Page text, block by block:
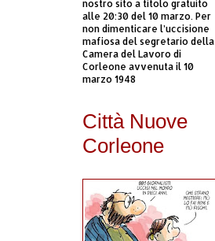
nostro sito a titolo gratuito
alle 20:30 del 10 marzo. Per
non dimenticare l’uccisione
mafiosa del segretario della
Camera del Lavoro di
Corleone avvenuta il 10
marzo 1948
Città Nuove
Corleone